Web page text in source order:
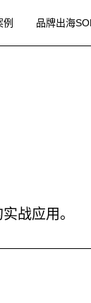
例 品牌出海
战应用。